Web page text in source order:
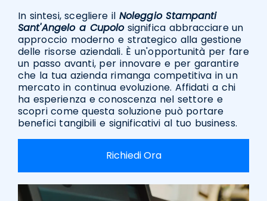
In sintesi, scegliere il Noleggio Stampanti
Sant'Angelo a Cupolosignifica abbracciare un
approccio moderno e strategico alla gestione
delle risorse aziendali. È un'opportunità per fare
un passo avanti, per innovare e per garantire
che la tua azienda rimanga competitiva in un
mercato in continua evoluzione. Affidati a chi
ha esperienza e conoscenza nel settore e
scopri come questa soluzione può portare
benefici tangibili e significativi al tuo business.
Richiedi Ora